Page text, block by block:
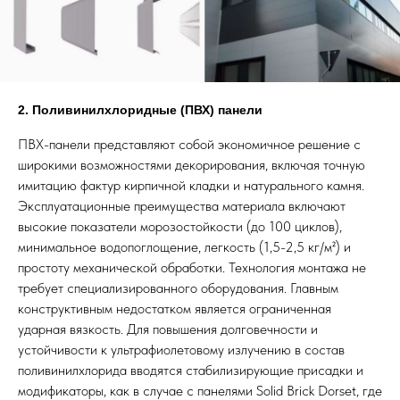
2. Поливинилхлоридные (ПВХ) панели
ПВХ-панели представляют собой экономичное решение с
широкими возможностями декорирования, включая точную
имитацию фактур кирпичной кладки и натурального камня.
Эксплуатационные преимущества материала включают
высокие показатели морозостойкости (до 100 циклов),
минимальное водопоглощение, легкость (1,5-2,5 кг/м²) и
простоту механической обработки. Технология монтажа не
требует специализированного оборудования. Главным
конструктивным недостатком является ограниченная
ударная вязкость. Для повышения долговечности и
устойчивости к ультрафиолетовому излучению в состав
поливинилхлорида вводятся стабилизирующие присадки и
модификаторы, как в случае с панелями Solid Brick Dorset, где